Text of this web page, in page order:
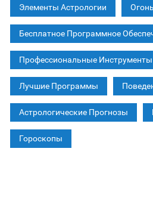
Элементы Астрологии
Бесплатное Программное
Профессиональные Инструменты
Лучшие Программы
Астрологические Прогнозы
Гороскопы